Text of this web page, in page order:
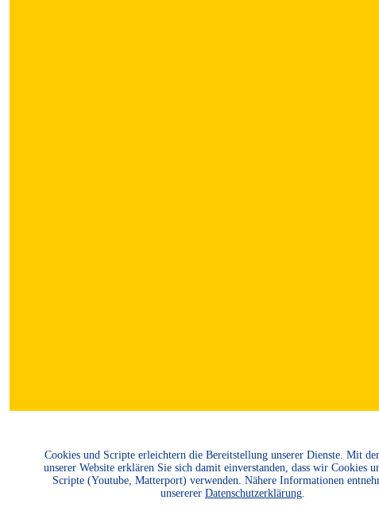
Cookies und Scripte erleichtern die Bereitstellung unserer Dienste. Mit
unserer Website erklären Sie sich damit einverstanden, dass wir Cookies
Scripte (Youtube, Matterport) verwenden. Nähere Informationen
unsererer Datenschutzerklärung